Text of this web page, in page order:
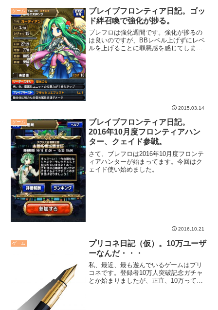
ゲーム
ブレイブフロンティア日記。ゴッ
ド絆召喚で強化が捗る。
ブレフロは強化週間です。強化が捗るの
は良いのですが、BBレベル上げずにレベ
ルを上げることに罪悪感を感じてしまう
2015.03.14
ゲーム
ブレイブフロンティア日記。
2016年10月度フロンティアハン
ター、クェイド参戦。
さて、ブレフロは2016年10月度フロンテ
ィアハンターが始まってます。今回はク
ェイド使い始めました。
2016.10.21
ゲーム
プリコネ日記（仮）。10万ユーザ
ーなんだ・・・
私、最近、最も遊んでいるゲームはプリ
コネです。登録者10万人突破記念ガチャ
とか始まりましたが、正直、10万ってい